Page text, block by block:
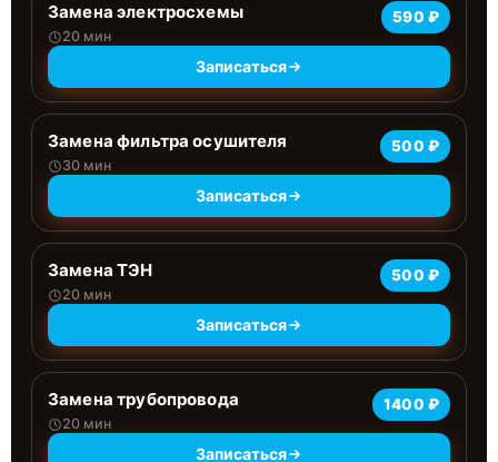
Замена электросхемы
20 мин
590 ₽
Записаться
Замена фильтра осушителя
30 мин
500 ₽
Записаться
Замена ТЭН
20 мин
500 ₽
Записаться
Замена трубопровода
20 мин
1400 ₽
Записаться